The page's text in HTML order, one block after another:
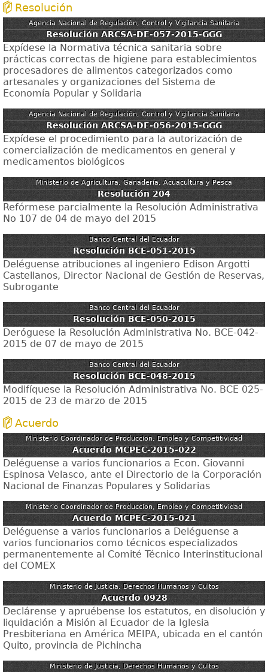
Resolución
Agencia Nacional de Regulación, Control y Vigilancia Sanitaria
Resolución ARCSA-DE-057-2015-GGG
Expídese la Normativa técnica sanitaria sobre
prácticas correctas de higiene para establecimientos
procesadores de alimentos categorizados como
artesanales y organizaciones del Sistema de
Economía Popular y Solidaria
Agencia Nacional de Regulación, Control y Vigilancia Sanitaria
Resolución ARCSA-DE-056-2015-GGG
Expídese el procedimiento para la autorización de
comercialización de medicamentos en general y
medicamentos biológicos
Ministerio de Agricultura, Ganadería, Acuacultura y Pesca
Resolución 204
Refórmese parcialmente la Resolución Administrativa
No 107 de 04 de mayo del 2015
Banco Central del Ecuador
Resolución BCE-051-2015
Deléguense atribuciones al ingeniero Edison Argotti
Castellanos, Director Nacional de Gestión de Reservas,
Subrogante
Banco Central del Ecuador
Resolución BCE-050-2015
Deróguese la Resolución Administrativa No. BCE-042-
2015 de 07 de mayo de 2015
Banco Central del Ecuador
Resolución BCE-048-2015
Modifíquese la Resolución Administrativa No. BCE 025-
2015 de 23 de marzo de 2015
Acuerdo
Ministerio Coordinador de Produccion, Empleo y Competitividad
Acuerdo MCPEC-2015-022
Deléguense a varios funcionarios a Econ. Giovanni
Espinosa Velasco, ante el Directorio de la Corporación
Nacional de Finanzas Populares y Solidarias
Ministerio Coordinador de Produccion, Empleo y Competitividad
Acuerdo MCPEC-2015-021
Deléguense a varios funcionarios a Deléguense a
varios funcionarios como técnicos especializados
permanentemente al Comité Técnico Interinstitucional
del COMEX
Ministerio de Justicia, Derechos Humanos y Cultos
Acuerdo 0928
Declárense y apruébense los estatutos, en disolución y
liquidación a Misión al Ecuador de la Iglesia
Presbiteriana en América MEIPA, ubicada en el cantón
Quito, provincia de Pichincha
Ministerio de Justicia, Derechos Humanos y Cultos